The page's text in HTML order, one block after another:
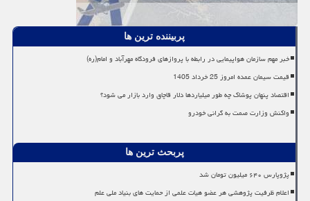
پربیننده ترین ها
خبر مهم سازمان هواپیمایی در رابطه با پروازهای فرودگاه مهرآباد و امام(ره)
قیمت سیمان عمده امروز 25 خرداد 1405
اقتصاد پنهان پوشاک چه طور میلیاردها دلار قاچاق وارد بازار می شود؟
واکنش وزارت صمت به گرانی خودرو
پربحث ترین ها
پژوپارس ۶۴۰ میلیون تومان شد
اعلام ظرفیت پژوهشی هر عضو هیات علمی از حمایت های بنیاد ملی علم